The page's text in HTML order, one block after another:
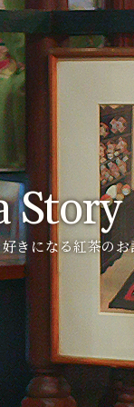
Story
きになる紅茶のお